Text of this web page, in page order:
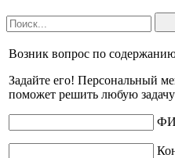
Возник вопрос по содержанию
Задайте его! Персональный
поможет решить любую задачу